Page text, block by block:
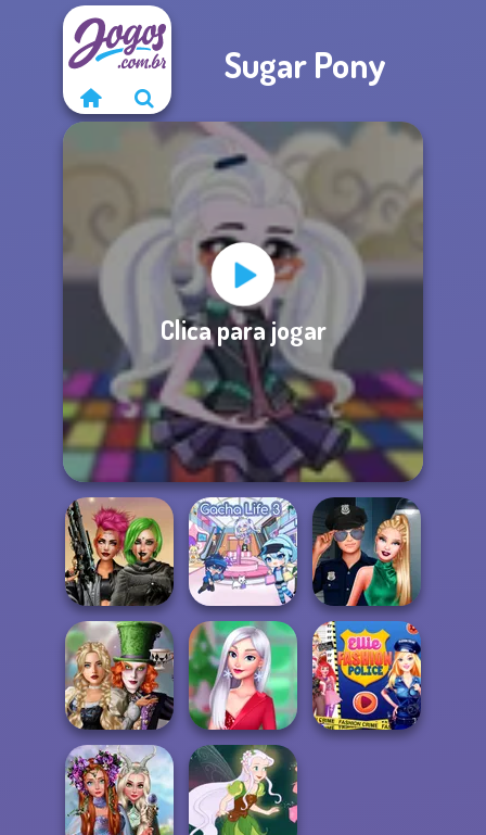
Sugar Pony
Clica para jogar
Cyberpunk
Shieldmaidens
Gacha Life 3
Style Police
Officer
Alice and
Friends:
Enchanted W...
My Christmas
Party Prep